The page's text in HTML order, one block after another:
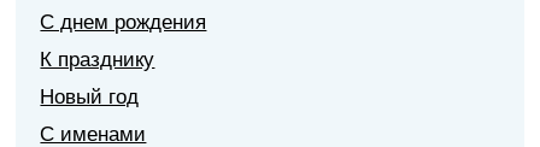
С днем рождения
К празднику
Новый год
С именами